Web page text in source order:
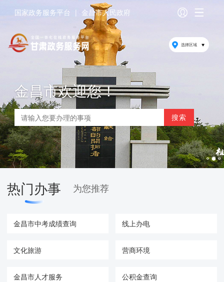
国家政务服务平台 | 金昌市人民政府
选择区域
金昌市欢迎您！
热门办事 为您推荐
金昌市中考成绩查询 线上办电
文化旅游 营商环境
金昌市人才服务 公积金查询